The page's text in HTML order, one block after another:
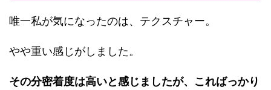
唯一私が気になったのは、テクスチャー。
やや重い感じがしました。
その分密着度は高いと感じましたが、こればっかり